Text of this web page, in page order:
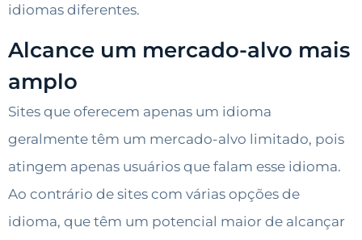
idiomas diferentes.
Alcance um mercado-alvo mais
amplo
Sites que oferecem apenas um idioma
geralmente têm um mercado-alvo limitado, pois
atingem apenas usuários que falam esse idioma.
Ao contrário de sites com várias opções de
idioma, que têm um potencial maior de alcançar